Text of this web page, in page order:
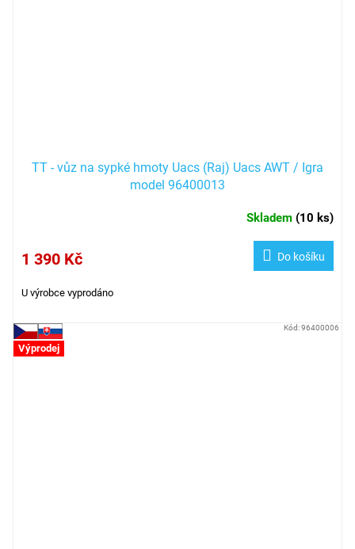
TT - vůz na sypké hmoty Uacs (Raj) Uacs AWT / Igra
model 96400013
Skladem (10 ks)
1 390 Kč Do košíku
U výrobce vyprodáno
Výprodej
Kód:96400006